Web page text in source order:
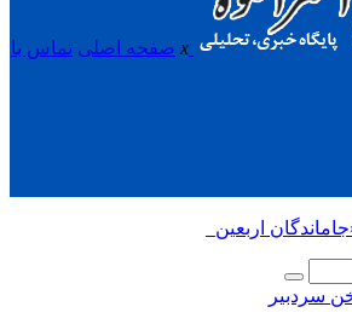
x صفحه اصلی تماس با
اربعین حسین_
سردبیر